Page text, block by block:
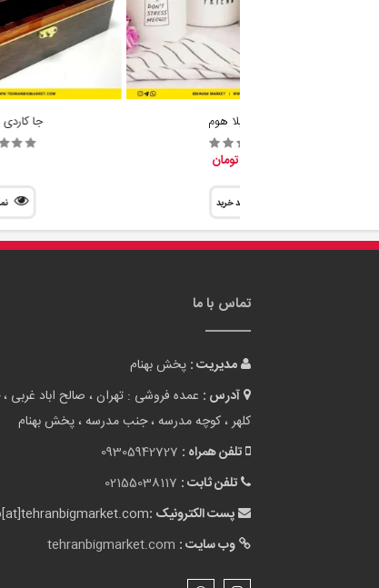
تماس با ما
مدیریت :
آدرس :
کلهر ، کوچه مدرسه ، جنب مدرسه ، پخش بهنام
تلفن همراه :09305942727
تلفن ثابت :02155038117
وب سایت :